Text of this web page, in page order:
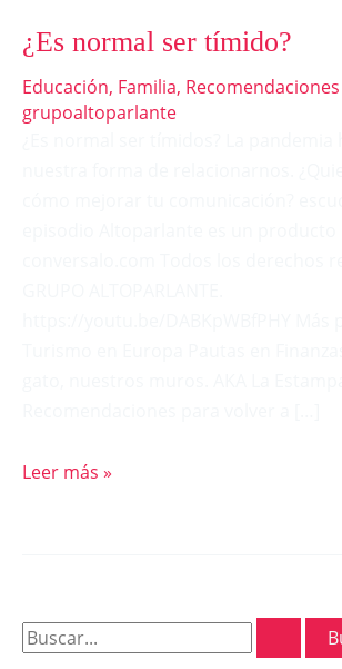
¿Es normal ser tímido?
Educación, Familia, Recomendaciones
grupoaltoparlante
Leer más »